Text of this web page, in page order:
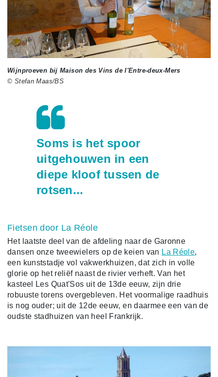
Wijnproeven bij Maison des Vins de l'Entre-deux-Mers
© Stefan Maas/BS
Soms is het spoor
uitgehouwen in een
diepe kloof tussen de
rotsen...
Fietsen door La Réole
Het laatste deel van de afdeling naar de Garonne
dansen onze tweewielers op de keien van La Réole,
een kunststadje vol vakwerkhuizen, dat zich in volle
glorie op het reliëf naast de rivier verheft. Van het
kasteel Les Quat'Sos uit de 13de eeuw, zijn drie
robuuste torens overgebleven. Het voormalige raadhuis
is nog ouder; uit de 12de eeuw, en daarmee een van de
oudste stadhuizen van heel Frankrijk.